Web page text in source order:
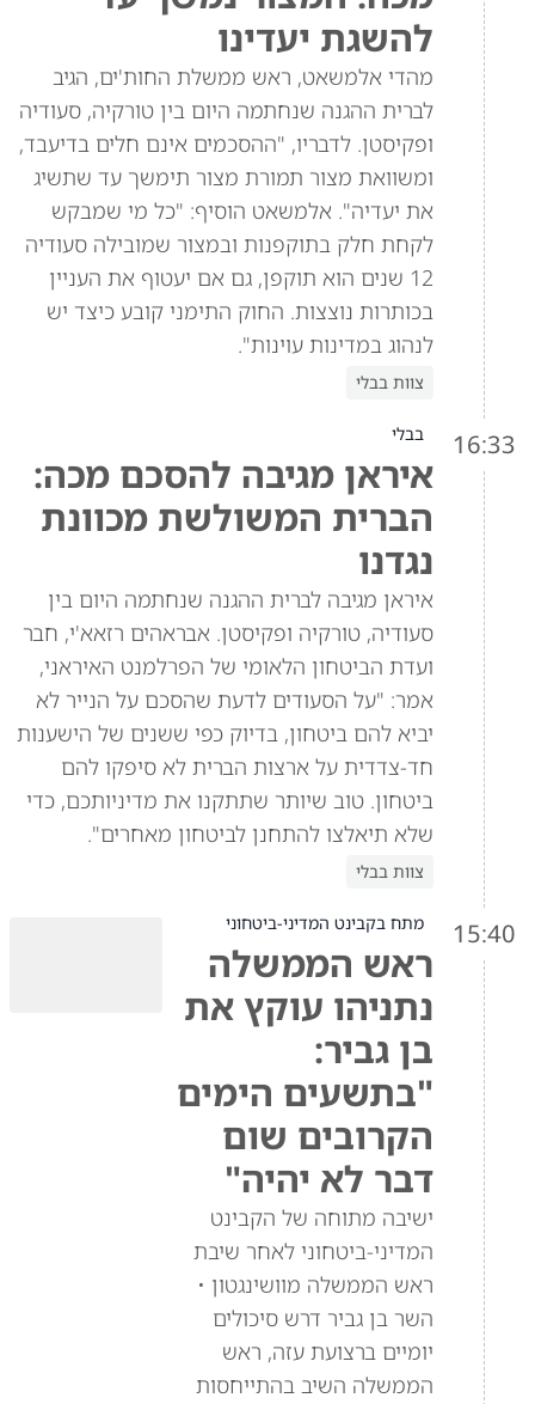
להשגת יעדינו
מהדי אלמשאט, ראש ממשלת החות'ים, הגיב
לברית ההגנה שנחתמה היום בין טורקיה, סעודיה
ופקיסטן. לדבריו, "ההסכמים אינם חלים בדיעבד,
ומשוואת מצור תמורת מצור תימשך עד שתשיג
את יעדיה". אלמשאט הוסיף: "כל מי שמבקש
לקחת חלק בתוקפנות ובמצור שמובילה סעודיה
12 שנים הוא תוקפן, גם אם יעטוף את העניין
בכותרות נוצצות. החוק התימני קובע כיצד יש
לנהוג במדינות עוינות".
צוות בבלי
16:33 בבלי
איראן מגיבה להסכם מכה:
הברית המשולשת מכוונת
נגדנו
איראן מגיבה לברית ההגנה שנחתמה היום בין
סעודיה, טורקיה ופקיסטן. אבראהים רזאא'י, חבר
ועדת הביטחון הלאומי של הפרלמנט האיראני,
אמר: "על הסעודים לדעת שהסכם על הנייר לא
יביא להם ביטחון, בדיוק כפי ששנים של הישענות
חד-צדדית על ארצות הברית לא סיפקו להם
ביטחון. טוב שיותר שתתקנו את מדיניותכם, כדי
שלא תיאלצו להתחנן לביטחון מאחרים".
צוות בבלי
15:40 מתח בקבינט המדיני-ביטחוני
ראש הממשלה
נתניהו עוקץ את
בן גביר:
"בתשעים הימים
הקרובים שום
דבר לא יהיה"
ישיבה מתוחה של הקבינט
המדיני-ביטחוני לאחר שיבת
ראש הממשלה מוושינגטון •
השר בן גביר דרש סיכולים
יומיים ברצועת עזה, ראש
הממשלה השיב בהתייחסות